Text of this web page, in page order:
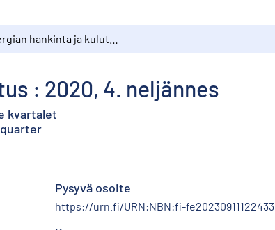
: 2020, 4. neljännes
kvartalet
Pysyvä osoite
https://urn.fi/URN:NBN:fi-fe20230911122433